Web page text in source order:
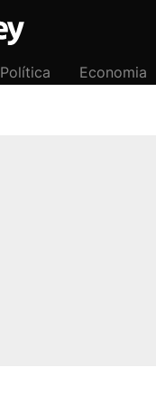
Política Economia